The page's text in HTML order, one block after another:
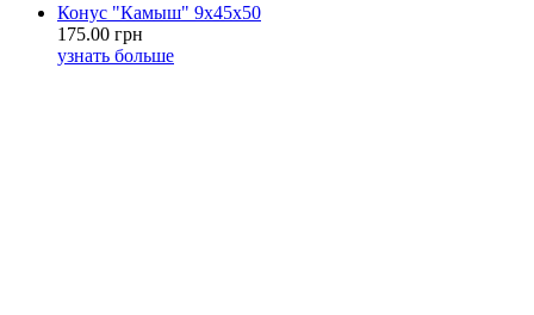
Конус "Камыш" 9х45х50
175.00 грн
узнать больше